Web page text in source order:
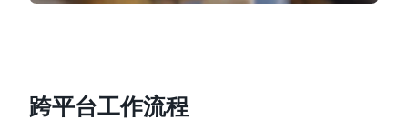
跨平台工作流程